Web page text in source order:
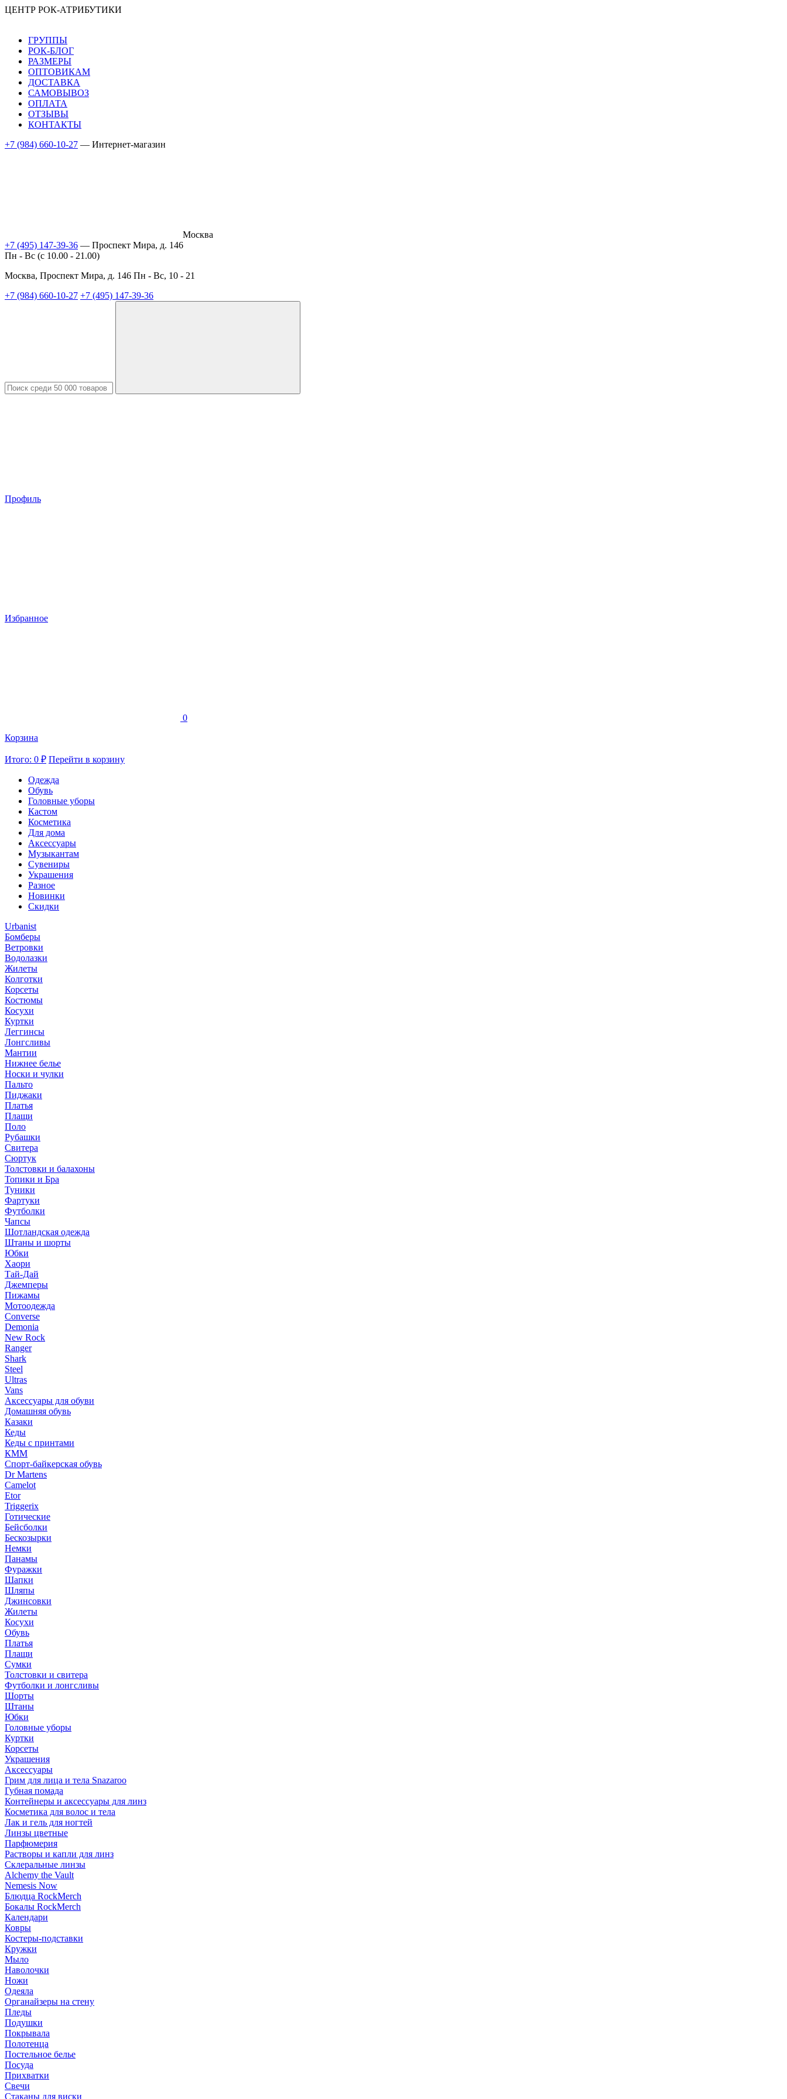
ЦЕНТР РОК-АТРИБУТИКИ
ГРУППЫ
РОК-БЛОГ
РАЗМЕРЫ
ОПТОВИКАМ
ДОСТАВКА
САМОВЫВОЗ
ОПЛАТА
ОТЗЫВЫ
КОНТАКТЫ
+7 (984) 660-10-27 — Интернет-магазин
Москва
+7 (495) 147-39-36 — Проспект Мира, д. 146
Пн - Вс (c 10.00 - 21.00)
Москва, Проспект Мира, д. 146 Пн - Вс, 10 - 21
+7 (984) 660-10-27 +7 (495) 147-39-36
Профиль
Избранное
0
Корзина
Итого: 0 ₽ Перейти в корзину
Одежда
Обувь
Головные уборы
Кастом
Косметика
Для дома
Аксессуары
Музыкантам
Сувениры
Украшения
Разное
Новинки
Скидки
Urbanist
Бомберы
Ветровки
Водолазки
Жилеты
Колготки
Корсеты
Костюмы
Косухи
Куртки
Леггинсы
Лонгсливы
Мантии
Нижнее белье
Носки и чулки
Пальто
Пиджаки
Платья
Плащи
Поло
Рубашки
Свитера
Сюртук
Толстовки и балахоны
Топики и Бра
Туники
Фартуки
Футболки
Чапсы
Шотландская одежда
Штаны и шорты
Юбки
Хаори
Тай-Дай
Джемперы
Пижамы
Мотоодежда
Converse
Demonia
New Rock
Ranger
Shark
Steel
Ultras
Vans
Аксессуары для обуви
Домашняя обувь
Казаки
Кеды
Кеды с принтами
КММ
Спорт-байкерская обувь
Dr Martens
Camelot
Etor
Triggerix
Готические
Бейсболки
Бескозырки
Немки
Панамы
Фуражки
Шапки
Шляпы
Джинсовки
Жилеты
Косухи
Обувь
Платья
Плащи
Сумки
Толстовки и свитера
Футболки и лонгсливы
Шорты
Штаны
Юбки
Головные уборы
Куртки
Корсеты
Украшения
Аксессуары
Грим для лица и тела Snazaroo
Губная помада
Контейнеры и аксессуары для линз
Косметика для волос и тела
Лак и гель для ногтей
Линзы цветные
Парфюмерия
Растворы и капли для линз
Склеральные линзы
Alchemy the Vault
Nemesis Now
Блюдца RockMerch
Бокалы RockMerch
Календари
Ковры
Костеры-подставки
Кружки
Мыло
Наволочки
Ножи
Одеяла
Органайзеры на стену
Пледы
Подушки
Покрывала
Полотенца
Постельное белье
Посуда
Прихватки
Свечи
Стаканы для виски